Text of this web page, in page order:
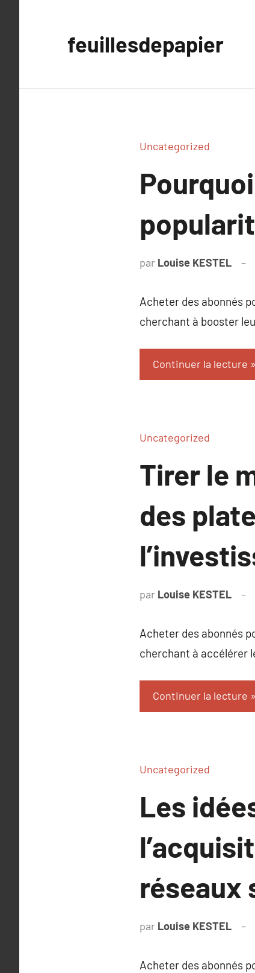
feuillesdepapier
Uncategorized
par Louise KESTEL
Acheter des abonnés
cherchant à booster
Continuer la lecture
Uncategorized
Tirer le
des
par Louise KESTEL
Acheter des abonnés
cherchant à accélérer
Continuer la lecture
Uncategorized
Les
réseaux
par Louise KESTEL
Acheter des abonnés